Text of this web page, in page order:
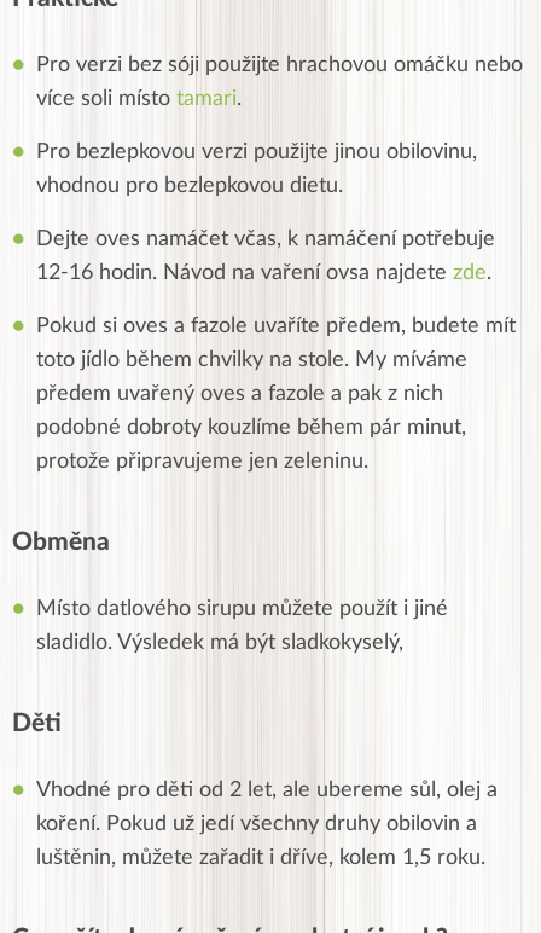
Pro verzi bez sóji použijte hrachovou omáčku nebo
více soli místo tamari.
Pro bezlepkovou verzi použijte jinou obilovinu,
vhodnou pro bezlepkovou dietu.
Dejte oves namáčet včas, k namáčení potřebuje
12-16 hodin. Návod na vaření ovsa najdete zde.
Pokud si oves a fazole uvaříte předem, budete mít
toto jídlo během chvilky na stole. My míváme
předem uvařený oves a fazole a pak z nich
podobné dobroty kouzlíme během pár minut,
protože připravujeme jen zeleninu.
Obměna
Místo datlového sirupu můžete použít i jiné
sladidlo. Výsledek má být sladkokyselý,
Děti
Vhodné pro děti od 2 let, ale ubereme sůl, olej a
koření. Pokud už jedí všechny druhy obilovin a
luštěnin, můžete zařadit i dříve, kolem 1,5 roku.